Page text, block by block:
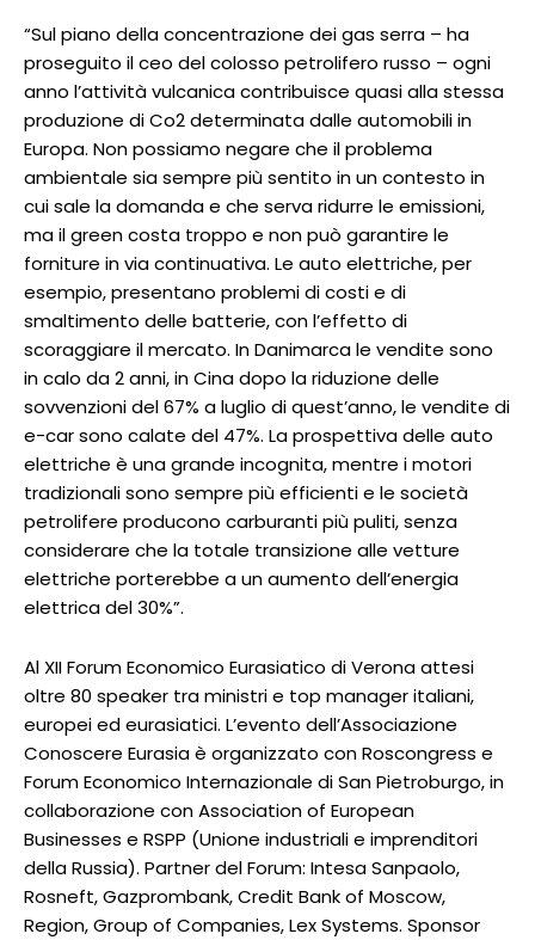
“Sul piano della concentrazione dei gas serra – ha
proseguito il ceo del colosso petrolifero russo – ogni
anno l’attività vulcanica contribuisce quasi alla stessa
produzione di Co2 determinata dalle automobili in
Europa. Non possiamo negare che il problema
ambientale sia sempre più sentito in un contesto in
cui sale la domanda e che serva ridurre le emissioni,
ma il green costa troppo e non può garantire le
forniture in via continuativa. Le auto elettriche, per
esempio, presentano problemi di costi e di
smaltimento delle batterie, con l’effetto di
scoraggiare il mercato. In Danimarca le vendite sono
in calo da 2 anni, in Cina dopo la riduzione delle
sovvenzioni del 67% a luglio di quest’anno, le vendite di
e-car sono calate del 47%. La prospettiva delle auto
elettriche è una grande incognita, mentre i motori
tradizionali sono sempre più efficienti e le società
petrolifere producono carburanti più puliti, senza
considerare che la totale transizione alle vetture
elettriche porterebbe a un aumento dell’energia
elettrica del 30%”.
Al XII Forum Economico Eurasiatico di Verona attesi
oltre 80 speaker tra ministri e top manager italiani,
europei ed eurasiatici. L’evento dell’Associazione
Conoscere Eurasia è organizzato con Roscongress e
Forum Economico Internazionale di San Pietroburgo, in
collaborazione con Association of European
Businesses e RSPP (Unione industriali e imprenditori
della Russia). Partner del Forum: Intesa Sanpaolo,
Rosneft, Gazprombank, Credit Bank of Moscow,
Region, Group of Companies, Lex Systems. Sponsor